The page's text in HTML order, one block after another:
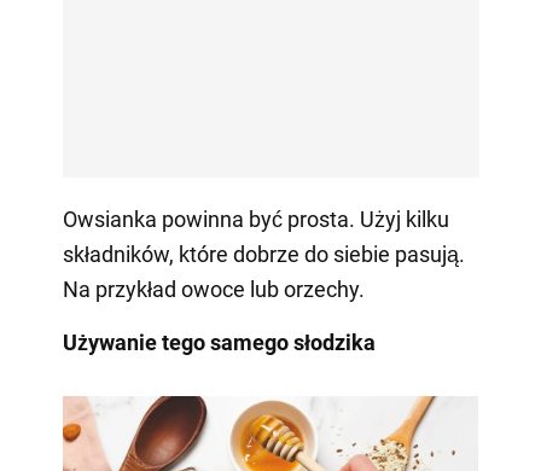
Owsianka powinna być prosta. Użyj kilku
składników, które dobrze do siebie pasują.
Na przykład owoce lub orzechy.
Używanie tego samego słodzika